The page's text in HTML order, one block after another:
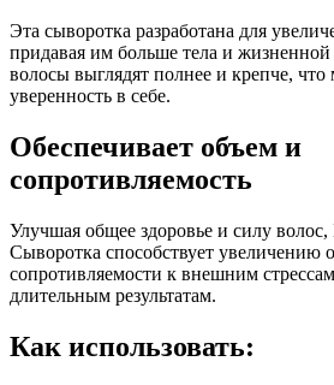
Эта сыворотка разработана для
придавая им больше тела и
волосы выглядят полнее и крепче,
уверенность в себе.
Обеспечивает объем и
сопротивляемость
Улучшая общее здоровье и силу
Сыворотка способствует увеличению
сопротивляемости к внешним
длительным результатам.
Как использовать: